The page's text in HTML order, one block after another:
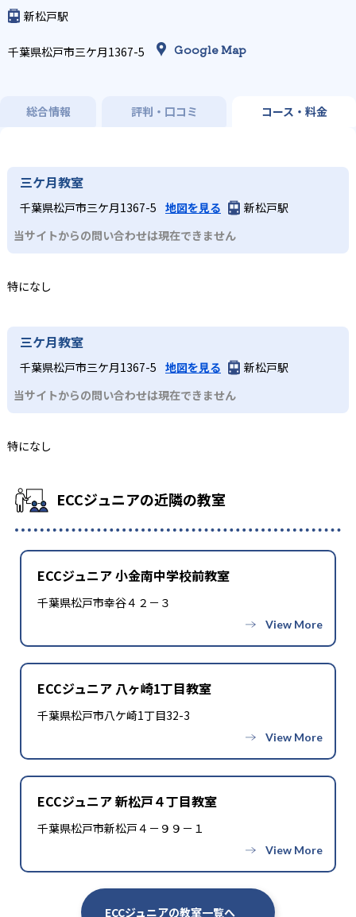
新松戸駅
千葉県松戸市三ケ月1367-5 Google Map
総合情報 評判・口コミ コース・料金
三ケ月教室
千葉県松戸市三ケ月1367-5 地図を見る
新松戸駅
当サイトからの問い合わせは現在できません
特になし
三ケ月教室
千葉県松戸市三ケ月1367-5 地図を見る
新松戸駅
当サイトからの問い合わせは現在できません
特になし
ECCジュニアの近隣の教室
ECCジュニア 小金南中学校前教室
千葉県松戸市幸谷４２－３
ECCジュニア 八ヶ崎1丁目教室
千葉県松戸市八ケ崎1丁目32-3
ECCジュニア 新松戸４丁目教室
千葉県松戸市新松戸４－９９－１
ECCジュニアの教室一覧へ